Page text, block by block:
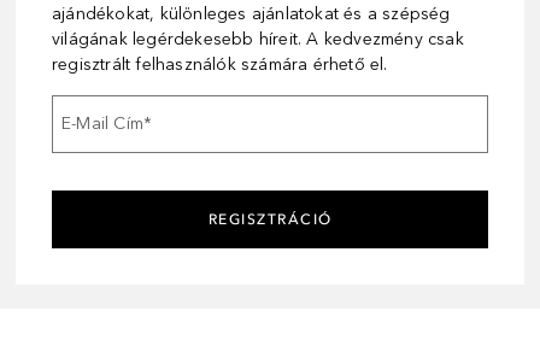
ajándékokat, különleges ajánlatokat és a szépség
világának legérdekesebb híreit. A kedvezmény csak
regisztrált felhasználók számára érhető el.
E-Mail Cím*
REGISZTRÁCIÓ